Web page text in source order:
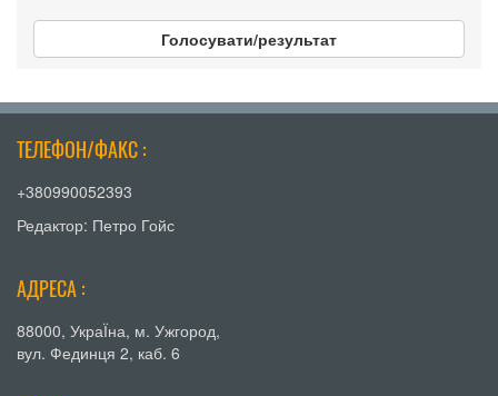
Голосувати/результат
ТЕЛЕФОН/ФАКС :
+380990052393
Редактор: Петро Гойс
АДРЕСА :
88000, УкраЇна, м. Ужгород,
вул. Фединця 2, каб. 6